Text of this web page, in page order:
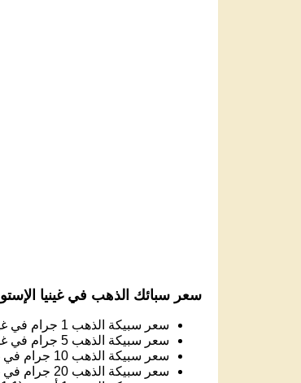
سعر سبيكة الذهب 1 جرام في غينيا الإستوائية:
سعر سبيكة الذهب 10 جرام في غينيا الإستوائية:
سعر سبيكة الذهب 20 جرام في غينيا الإستوائية:
سعر سبيكة الذهب 1 أونصة (31.1 جرام) في غينيا الإستوائية:
سعر سبيكة الذهب 50 جرام في غينيا الإستوائية: